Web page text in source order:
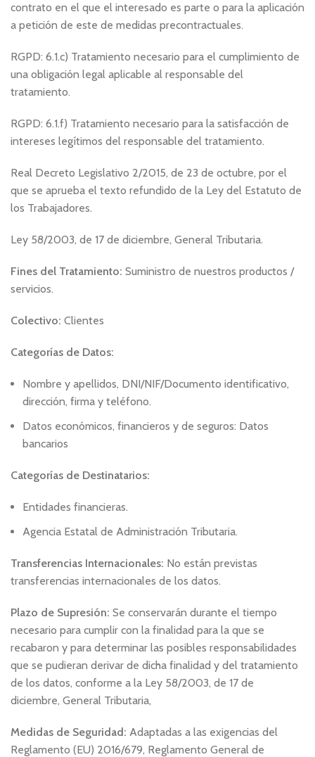
contrato en el que el interesado es parte o para la aplicación
a petición de este de medidas precontractuales.
RGPD: 6.1.c) Tratamiento necesario para el cumplimiento de
una obligación legal aplicable al responsable del
tratamiento.
RGPD: 6.1.f) Tratamiento necesario para la satisfacción de
intereses legítimos del responsable del tratamiento.
Real Decreto Legislativo 2/2015, de 23 de octubre, por el
que se aprueba el texto refundido de la Ley del Estatuto de
los Trabajadores.
Ley 58/2003, de 17 de diciembre, General Tributaria.
Fines del Tratamiento: Suministro de nuestros productos /
servicios.
Colectivo: Clientes
Categorías de Datos:
Nombre y apellidos, DNI/NIF/Documento identificativo,
dirección, firma y teléfono.
Datos económicos, financieros y de seguros: Datos
bancarios
Categorías de Destinatarios:
Entidades financieras.
Agencia Estatal de Administración Tributaria.
Transferencias Internacionales: No están previstas
transferencias internacionales de los datos.
Plazo de Supresión: Se conservarán durante el tiempo
necesario para cumplir con la finalidad para la que se
recabaron y para determinar las posibles responsabilidades
que se pudieran derivar de dicha finalidad y del tratamiento
de los datos, conforme a la Ley 58/2003, de 17 de
diciembre, General Tributaria,
Medidas de Seguridad: Adaptadas a las exigencias del
Reglamento (EU) 2016/679, Reglamento General de